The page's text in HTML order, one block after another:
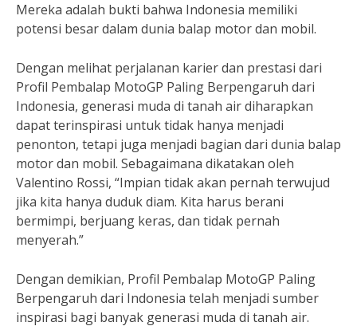
Mereka adalah bukti bahwa Indonesia memiliki
potensi besar dalam dunia balap motor dan mobil.
Dengan melihat perjalanan karier dan prestasi dari
Profil Pembalap MotoGP Paling Berpengaruh dari
Indonesia, generasi muda di tanah air diharapkan
dapat terinspirasi untuk tidak hanya menjadi
penonton, tetapi juga menjadi bagian dari dunia balap
motor dan mobil. Sebagaimana dikatakan oleh
Valentino Rossi, “Impian tidak akan pernah terwujud
jika kita hanya duduk diam. Kita harus berani
bermimpi, berjuang keras, dan tidak pernah
menyerah.”
Dengan demikian, Profil Pembalap MotoGP Paling
Berpengaruh dari Indonesia telah menjadi sumber
inspirasi bagi banyak generasi muda di tanah air.